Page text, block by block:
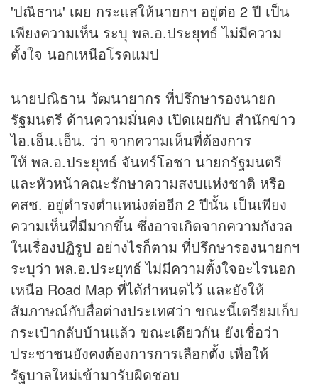
'ปณิธาน' เผย กระแสให้นายกฯ อยู่ต่อ 2 ปี เป็น
เพียงความเห็น ระบุ พล.อ.ประยุทธ์ ไม่มีความ
ตั้งใจ นอกเหนือโรดแมป
นายปณิธาน วัฒนายากร ที่ปรึกษารองนายก
รัฐมนตรี ด้านความมั่นคง เปิดเผยกับ สำนักข่าว
ไอ.เอ็น.เอ็น. ว่า จากความเห็นที่ต้องการ
ให้ พล.อ.ประยุทธ์ จันทร์โอชา นายกรัฐมนตรี
และหัวหน้าคณะรักษาความสงบแห่งชาติ หรือ
คสช. อยู่ดำรงตำแหน่งต่ออีก 2 ปีนั้น เป็นเพียง
ความเห็นที่มีมากขึ้น ซึ่งอาจเกิดจากความกังวล
ในเรื่องปฏิรูป อย่างไรก็ตาม ที่ปรึกษารองนายกฯ
ระบุว่า พล.อ.ประยุทธ์ ไม่มีความตั้งใจอะไรนอก
เหนือ Road Map ที่ได้กำหนดไว้ และยังให้
สัมภาษณ์กับสื่อต่างประเทศว่า ขณะนี้เตรียมเก็บ
กระเป๋ากลับบ้านแล้ว ขณะเดียวกัน ยังเชื่อว่า
ประชาชนยังคงต้องการการเลือกตั้ง เพื่อให้
รัฐบาลใหม่เข้ามารับผิดชอบ